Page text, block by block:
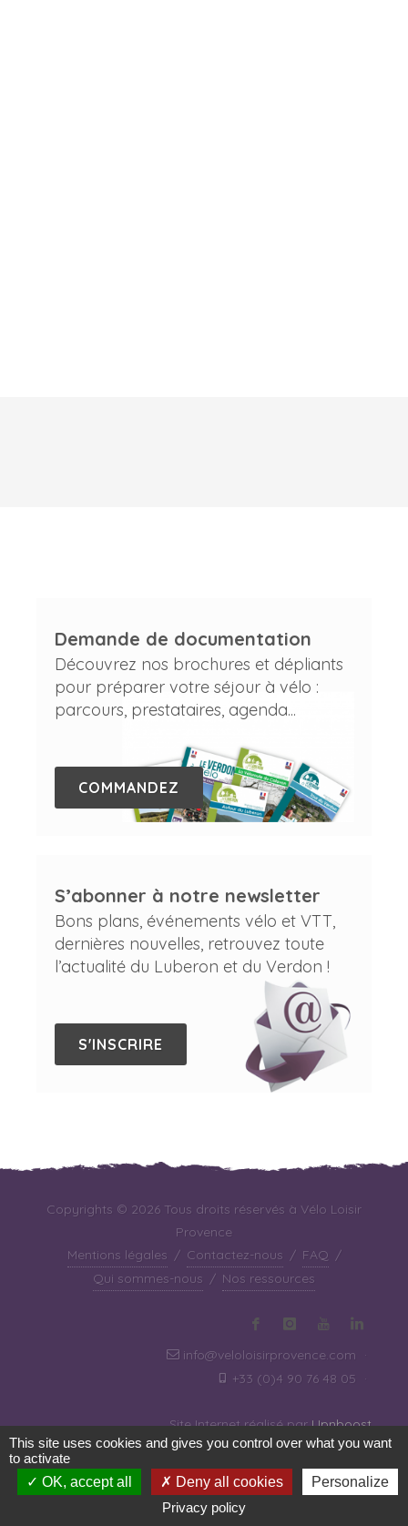
Demande de documentation
Découvrez nos brochures et dépliants
pour préparer votre séjour à vélo :
parcours, prestataires, agenda...
COMMANDEZ
S’abonner à notre newsletter
Bons plans, événements vélo et VTT,
dernières nouvelles, retrouvez toute
l’actualité du Luberon et du Verdon !
S'INSCRIRE
Copyrights © 2026 Tous droits réservés à Vélo Loisir
Provence
Mentions légales / Contactez-nous / FAQ /
Qui sommes-nous / Nos ressources
info@veloloisirprovence.com
·
+33 (0)4 90 76 48 05
·
Site Internet réalisé parUpnboost
This site uses cookies and gives you control over what you want
to activate
OK, accept all
Deny all cookies
Personalize
Privacy policy